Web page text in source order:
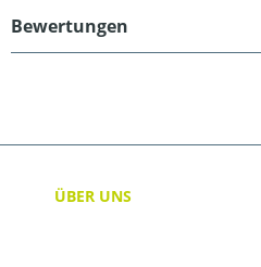
Bewertungen
ÜBER UNS